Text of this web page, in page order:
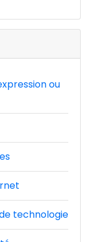
ou
technologie